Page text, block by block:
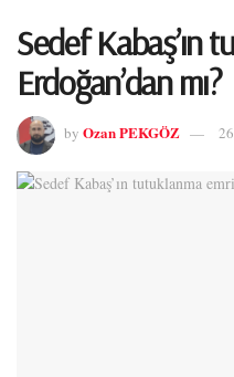
Sedef Kabaş’ın
Erdoğan’dan mı?
by Ozan PEKGÖZ